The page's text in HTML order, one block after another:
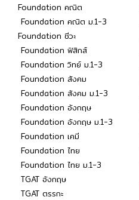
Foundation คณิต
Foundation คณิต ม.1-3
Foundation ชีวะ
Foundation ฟิสิกส์
Foundation วิทย์ ม.1-3
Foundation สังคม
Foundation สังคม ม.1-3
Foundation อังกฤษ
Foundation อังกฤษ ม.1-3
Foundation เคมี
Foundation ไทย
Foundation ไทย ม.1-3
TGAT อังกฤษ
TGAT ตรรกะ